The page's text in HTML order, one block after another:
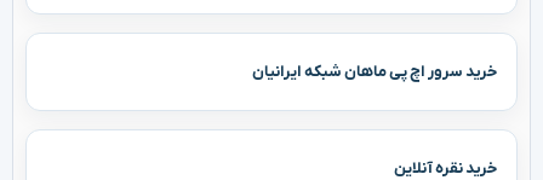
خرید سرور اچ پی ماهان شبکه ایرانیان
خرید نقره آنلاین